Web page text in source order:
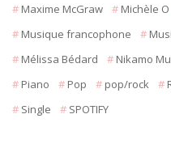
Maxime McGraw
Michèle O
Musique francophone
Mélissa Bédard
Nikamo
Piano
Pop pop/rock
Single
SPOTIFY